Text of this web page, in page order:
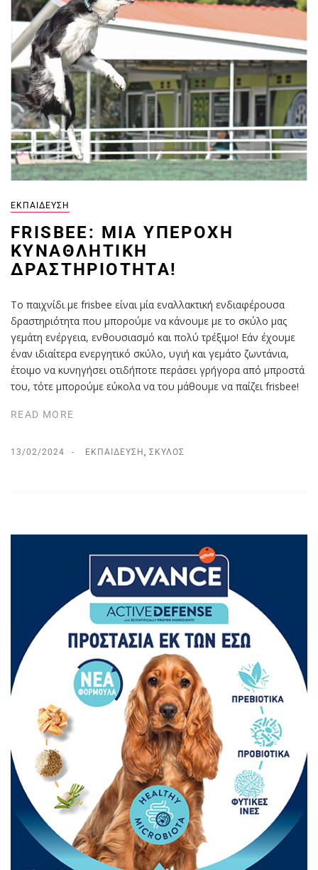
ΕΚΠΑΊΔΕΥΣΗ
FRISBEE: ΜΊΑ ΥΠΈΡΟΧΗ
ΚΥΝΑΘΛΗΤΙΚΉ
ΔΡΑΣΤΗΡΙΌΤΗΤΑ!
Το παιχνίδι με frisbee είναι μία εναλλακτική ενδιαφέρουσα
δραστηριότητα που μπορούμε να κάνουμε με το σκύλο μας
γεμάτη ενέργεια, ενθουσιασμό και πολύ τρέξιμο! Εάν έχουμε
έναν ιδιαίτερα ενεργητικό σκύλο, υγιή και γεμάτο ζωντάνια,
έτοιμο να κυνηγήσει οτιδήποτε περάσει γρήγορα από μπροστά
του, τότε μπορούμε εύκολα να του μάθουμε να παίζει frisbee!
READ MORE
13/02/2024 ΕΚΠΑΊΔΕΥΣΗ , ΣΚΎΛΟΣ